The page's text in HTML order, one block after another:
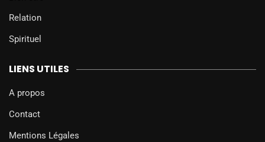
Relation
Spirituel
LIENS UTILES
A propos
Contact
Mentions Légales